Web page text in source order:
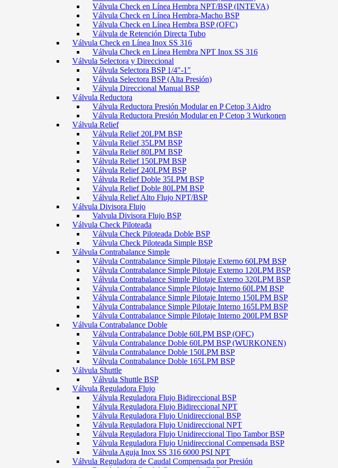
Válvula Check en Línea Hembra NPT/BSP (INTEVA)
Válvula Check en Línea Hembra-Macho BSP
Válvula Check en Línea Hembra BSP (OFC)
Válvula de Retención Directa Tubo
Válvula Check en Línea Inox SS 316
Válvula Check en Línea Hembra NPT Inox SS 316
Válvula Selectora y Direccional
Válvula Selectora BSP 1/4″-1″
Válvula Selectora BSP (Alta Presión)
Válvula Direccional Manual BSP
Válvula Reductora
Válvula Reductora Presión Modular en P Cetop 3 Aidro
Válvula Reductora Presión Modular en P Cetop 3 Wurkonen
Válvula Relief
Válvula Relief 20LPM BSP
Válvula Relief 35LPM BSP
Válvula Relief 80LPM BSP
Válvula Relief 150LPM BSP
Válvula Relief 240LPM BSP
Válvula Relief Doble 35LPM BSP
Válvula Relief Doble 80LPM BSP
Válvula Relief Alto Flujo NPT/BSP
Válvula Divisora Flujo
Valvula Divisora Flujo BSP
Válvula Check Piloteada
Válvula Check Piloteada Doble BSP
Válvula Check Piloteada Simple BSP
Válvula Contrabalance Simple
Válvula Contrabalance Simple Pilotaje Externo 60LPM BSP
Válvula Contrabalance Simple Pilotaje Externo 120LPM BSP
Válvula Contrabalance Simple Pilotaje Externo 320LPM BSP
Válvula Contrabalance Simple Pilotaje Interno 60LPM BSP
Válvula Contrabalance Simple Pilotaje Interno 150LPM BSP
Válvula Contrabalance Simple Pilotaje Interno 165LPM BSP
Válvula Contrabalance Simple Pilotaje Interno 200LPM BSP
Válvula Contrabalance Doble
Válvula Contrabalance Doble 60LPM BSP (OFC)
Válvula Contrabalance Doble 60LPM BSP (WURKONEN)
Válvula Contrabalance Doble 150LPM BSP
Válvula Contrabalance Doble 165LPM BSP
Válvula Shuttle
Válvula Shuttle BSP
Válvula Reguladora Flujo
Válvula Reguladora Flujo Bidireccional BSP
Válvula Reguladora Flujo Bidireccional NPT
Válvula Reguladora Flujo Unidireccional BSP
Válvula Reguladora Flujo Unidireccional NPT
Válvula Reguladora Flujo Unidireccional Tipo Tambor BSP
Válvula Reguladora Flujo Unidireccional Compensada BSP
Válvula Aguja Inox SS 316 6000 PSI NPT
Válvula Reguladora de Caudal Compensada por Presión